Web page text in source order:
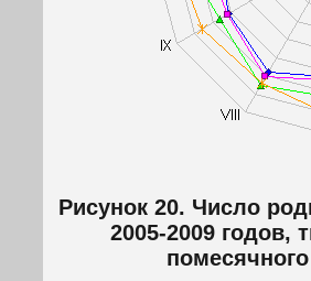
Рисунок 20. Число
2005-2009 годов,